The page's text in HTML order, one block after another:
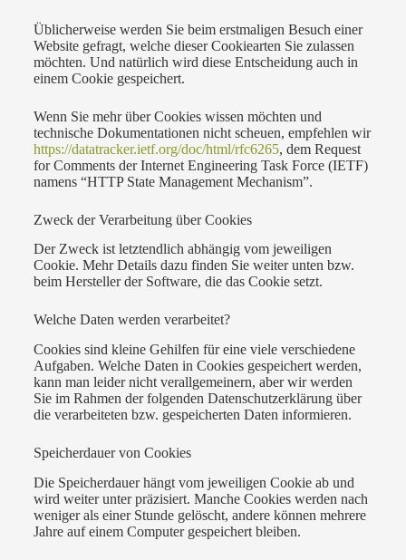
Üblicherweise werden Sie beim erstmaligen Besuch einer
Website gefragt, welche dieser Cookiearten Sie zulassen
möchten. Und natürlich wird diese Entscheidung auch in
einem Cookie gespeichert.
Wenn Sie mehr über Cookies wissen möchten und
technische Dokumentationen nicht scheuen, empfehlen wir
https://datatracker.ietf.org/doc/html/rfc6265, dem Request
for Comments der Internet Engineering Task Force (IETF)
namens “HTTP State Management Mechanism”.
Zweck der Verarbeitung über Cookies
Der Zweck ist letztendlich abhängig vom jeweiligen
Cookie. Mehr Details dazu finden Sie weiter unten bzw.
beim Hersteller der Software, die das Cookie setzt.
Welche Daten werden verarbeitet?
Cookies sind kleine Gehilfen für eine viele verschiedene
Aufgaben. Welche Daten in Cookies gespeichert werden,
kann man leider nicht verallgemeinern, aber wir werden
Sie im Rahmen der folgenden Datenschutzerklärung über
die verarbeiteten bzw. gespeicherten Daten informieren.
Speicherdauer von Cookies
Die Speicherdauer hängt vom jeweiligen Cookie ab und
wird weiter unter präzisiert. Manche Cookies werden nach
weniger als einer Stunde gelöscht, andere können mehrere
Jahre auf einem Computer gespeichert bleiben.